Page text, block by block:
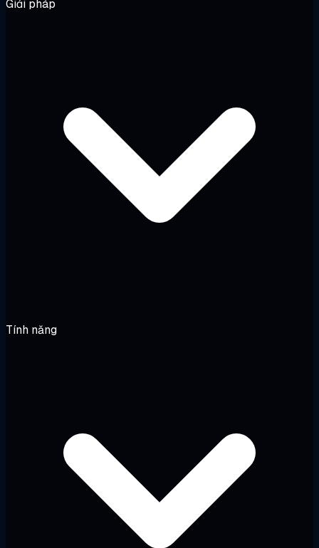
Giải pháp
Tính năng